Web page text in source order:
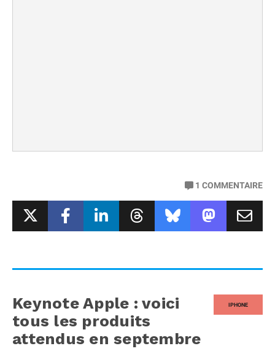
1 COMMENTAIRE
IPHONE
Keynote Apple : voici
tous les produits
attendus en septembre